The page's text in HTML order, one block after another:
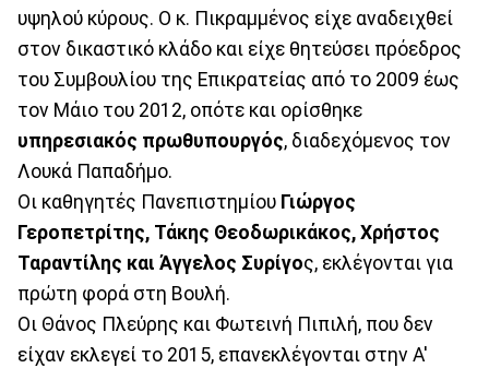
υψηλού κύρους. Ο κ. Πικραμμένος είχε αναδειχθεί
στον δικαστικό κλάδο και είχε θητεύσει πρόεδρος
του Συμβουλίου της Επικρατείας από το 2009 έως
τον Μάιο του 2012, οπότε και ορίσθηκε
υπηρεσιακός πρωθυπουργός, διαδεχόμενος τον
Λουκά Παπαδήμο.
Οι καθηγητές Πανεπιστημίου Γιώργος
Γεροπετρίτης, Τάκης Θεοδωρικάκος, Χρήστος
Ταραντίλης και Άγγελος Συρίγος, εκλέγονται για
πρώτη φορά στη Βουλή.
Οι Θάνος Πλεύρης και Φωτεινή Πιπιλή, που δεν
είχαν εκλεγεί το 2015, επανεκλέγονται στην Α'